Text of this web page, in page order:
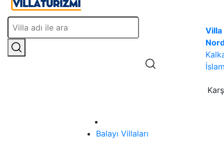
Villa
Balayı Villaları